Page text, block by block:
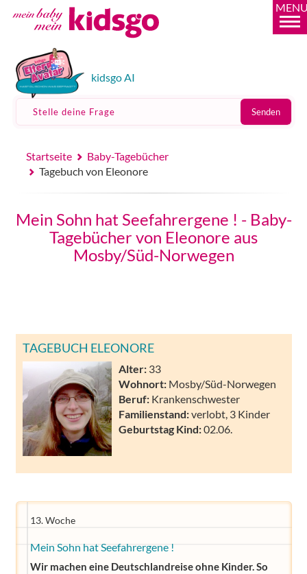
kidsgo AI
Stelle deine Frage Senden
Startseite
Baby-Tagebücher
Tagebuch von Eleonore
Mein Sohn hat Seefahrergene ! - Baby-
Tagebücher von Eleonore aus
Mosby/Süd-Norwegen
TAGEBUCH ELEONORE
Alter: 33
Wohnort: Mosby/Süd-Norwegen
Beruf: Krankenschwester
Familienstand:verlobt, 3 Kinder
Geburtstag Kind:02.06.
13. Woche
Mein Sohn hat Seefahrergene !
Wir machen eine Deutschlandreise ohne Kinder. So